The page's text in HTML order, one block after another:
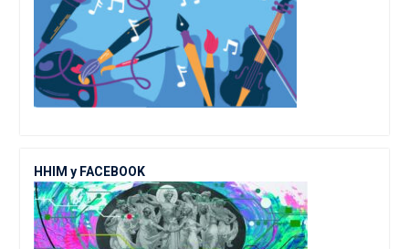
ННІМ у FACEBOOK